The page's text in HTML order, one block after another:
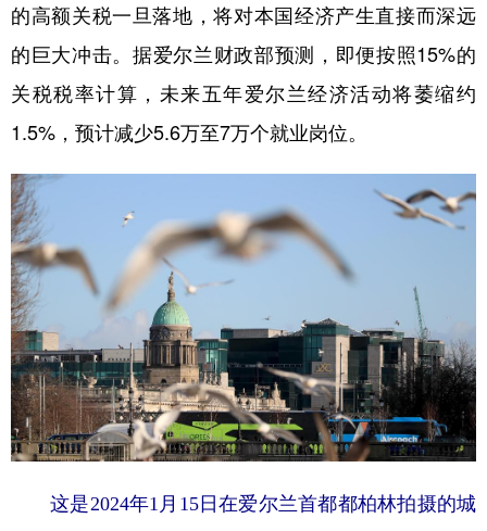
的高额关税一旦落地，将对本国经济产生直接而深远
的巨大冲击。据爱尔兰财政部预测，即便按照15%的
关税税率计算，未来五年爱尔兰经济活动将萎缩约
1.5%，预计减少5.6万至7万个就业岗位。
这是2024年1月15日在爱尔兰首都都柏林拍摄的城